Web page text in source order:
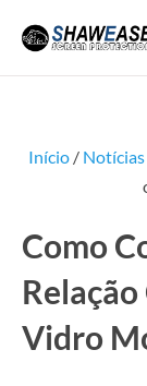
content
Início/ Notícias
Como
Vidro